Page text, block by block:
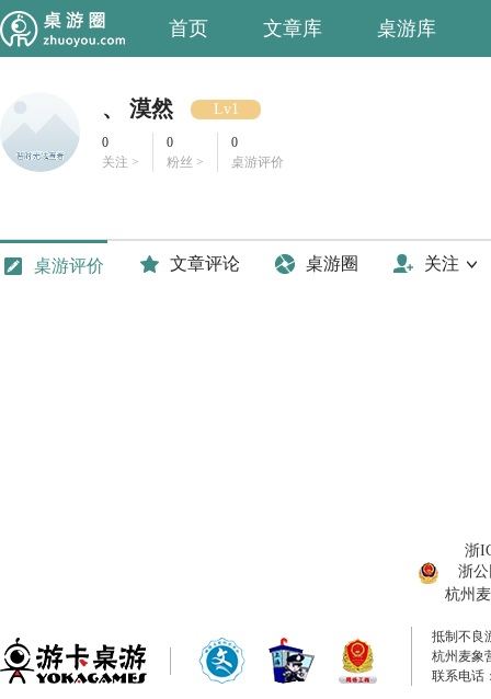
首页 文章库 桌游库
、 漠然 Lv1
0
关注 >
0
粉丝 >
0
桌游评价
桌游评价 文章评论 桌游圈 关注
浙
浙公
杭州
抵制不良
杭州麦象
联系电话